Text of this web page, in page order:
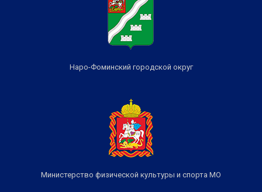
Наро-Фоминский городской округ
Министерство физической культуры и спорта МО